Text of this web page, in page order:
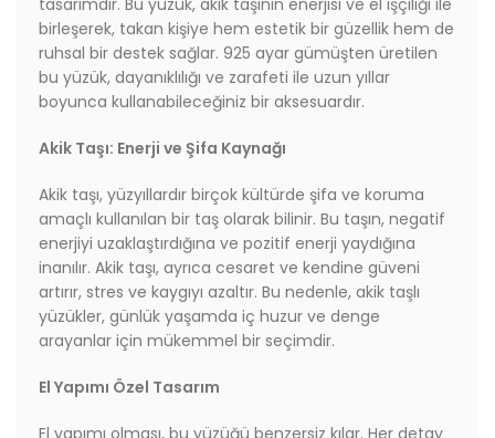
birleşerek, takan kişiye hem estetik bir güzellik hem de
ruhsal bir destek sağlar. 925 ayar gümüşten üretilen
bu yüzük, dayanıklılığı ve zarafeti ile uzun yıllar
boyunca kullanabileceğiniz bir aksesuardır.
Akik Taşı: Enerji ve Şifa Kaynağı
Akik taşı, yüzyıllardır birçok kültürde şifa ve koruma
amaçlı kullanılan bir taş olarak bilinir. Bu taşın, negatif
enerjiyi uzaklaştırdığına ve pozitif enerji yaydığına
inanılır. Akik taşı, ayrıca cesaret ve kendine güveni
artırır, stres ve kaygıyı azaltır. Bu nedenle, akik taşlı
yüzükler, günlük yaşamda iç huzur ve denge
arayanlar için mükemmel bir seçimdir.
El Yapımı Özel Tasarım
El yapımı olması, bu yüzüğü benzersiz kılar. Her detay